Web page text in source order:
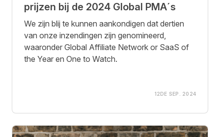
prijzen bij de 2024 Global PMA´s
We zijn blij te kunnen aankondigen dat dertien
van onze inzendingen zijn genomineerd,
waaronder Global Affiliate Network or SaaS of
the Year en One to Watch.
12DE SEP. 2024